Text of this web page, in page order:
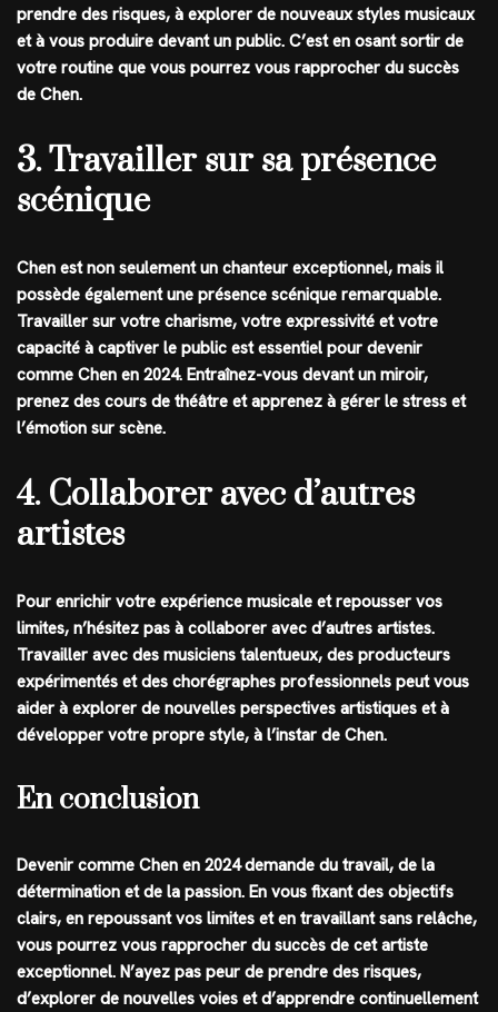
prendre des risques, à explorer de nouveaux styles musicaux
et à vous produire devant un public. C’est en osant sortir de
votre routine que vous pourrez vous rapprocher du succès
de Chen.
3. Travailler sur sa présence
scénique
Chen est non seulement un chanteur exceptionnel, mais il
possède également une présence scénique remarquable.
Travailler sur votre charisme, votre expressivité et votre
capacité à captiver le public est essentiel pour devenir
comme Chen en 2024. Entraînez-vous devant un miroir,
prenez des cours de théâtre et apprenez à gérer le stress et
l’émotion sur scène.
4. Collaborer avec d’autres
artistes
Pour enrichir votre expérience musicale et repousser vos
limites, n’hésitez pas à collaborer avec d’autres artistes.
Travailler avec des musiciens talentueux, des producteurs
expérimentés et des chorégraphes professionnels peut vous
aider à explorer de nouvelles perspectives artistiques et à
développer votre propre style, à l’instar de Chen.
En conclusion
Devenir comme Chen en 2024 demande du travail, de la
détermination et de la passion. En vous fixant des objectifs
clairs, en repoussant vos limites et en travaillant sans relâche,
vous pourrez vous rapprocher du succès de cet artiste
exceptionnel. N’ayez pas peur de prendre des risques,
d’explorer de nouvelles voies et d’apprendre continuellement